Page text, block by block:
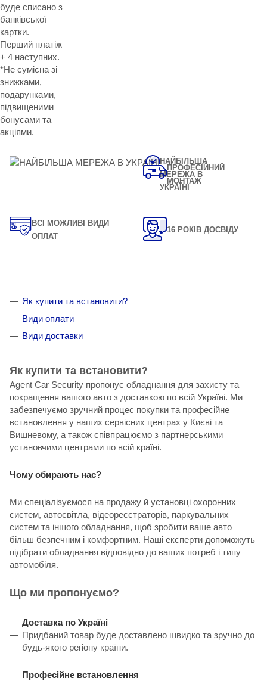
буде списано з
банківської
картки.
Перший платіж
+ 4 наступних.
*Не сумісна зі
знижками,
подарунками,
підвищеними
бонусами та
акціями.
НАЙБІЛЬША
МЕРЕЖА В
УКРАЇНІ
ПРОФЕСІЙНИЙ
МОНТАЖ
ВСІ МОЖЛИВІ ВИДИ
ОПЛАТ
16 РОКІВ ДОСВІДУ
Як купити та встановити?
Види оплати
Види доставки
Як купити та встановити?
Agent Car Security пропонує обладнання для захисту та
покращення вашого авто з доставкою по всій Україні. Ми
забезпечуємо зручний процес покупки та професійне
встановлення у наших сервісних центрах у Києві та
Вишневому, а також співпрацюємо з партнерськими
установчими центрами по всій країні.
Чому обирають нас?
Ми спеціалізуємося на продажу й установці охоронних
систем, автосвітла, відеореєстраторів, паркувальних
систем та іншого обладнання, щоб зробити ваше авто
більш безпечним і комфортним. Наші експерти допоможуть
підібрати обладнання відповідно до ваших потреб і типу
автомобіля.
Що ми пропонуємо?
Доставка по Україні
Придбаний товар буде доставлено швидко та зручно до
будь-якого регіону країни.
Професійне встановлення